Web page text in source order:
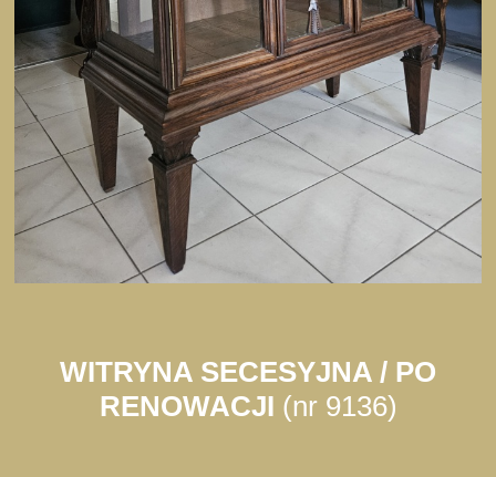
WITRYNA SECESYJNA / PO
RENOWACJI (nr 9136)